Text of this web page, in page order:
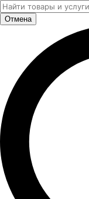
Отмена